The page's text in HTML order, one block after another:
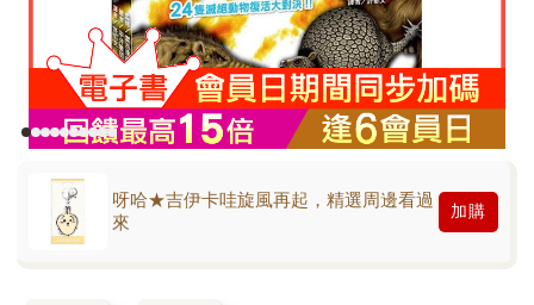
呀哈★吉伊卡哇旋風再起，精選周邊看過
來
加購